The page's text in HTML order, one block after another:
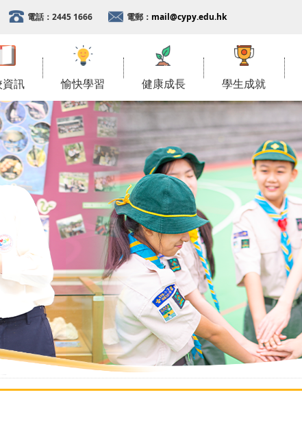
電話： 2445 1666 電郵： mail@cypy.edu.hk
資訊 愉快學習 健康成長 學生成就